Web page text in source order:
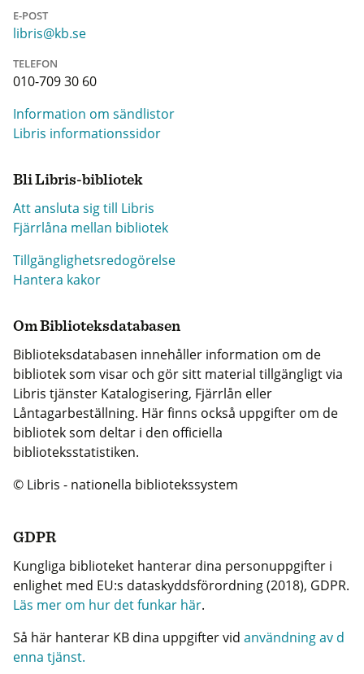
E-POST
libris@kb.se
TELEFON
010-709 30 60
Information om sändlistor
Libris informationssidor
Bli Libris-bibliotek
Att ansluta sig till Libris
Fjärrlåna mellan bibliotek
Tillgänglighetsredogörelse
Hantera kakor
Om Biblioteksdatabasen
Biblioteksdatabasen innehåller information om de
bibliotek som visar och gör sitt material tillgängligt via
Libris tjänster Katalogisering, Fjärrlån eller
Låntagarbeställning. Här finns också uppgifter om de
bibliotek som deltar i den officiella
biblioteksstatistiken.
© Libris - nationella bibliotekssystem
GDPR
Kungliga biblioteket hanterar dina personuppgifter i
enlighet med EU:s dataskyddsförordning (2018), GDPR.
Läs mer om hur det funkar här.
Så här hanterar KB dina uppgifter vid användning av d
enna tjänst.